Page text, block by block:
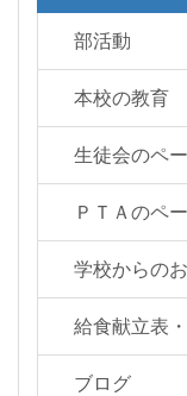
部活動
本校の教育
生徒会のペ
ＰＴＡのペ
学校からの
給食献立表
ブログ